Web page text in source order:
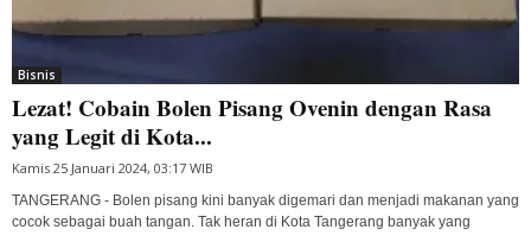
Bisnis
Lezat! Cobain Bolen Pisang Ovenin dengan Rasa
yang Legit di Kota...
Kamis 25 Januari 2024, 03:17 WIB
TANGERANG - Bolen pisang kini banyak digemari dan menjadi makanan yang
cocok sebagai buah tangan. Tak heran di Kota Tangerang banyak yang